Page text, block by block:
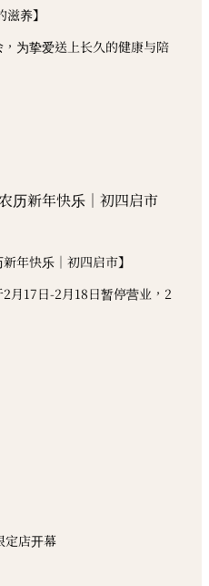
养】
为挚爱送上长久的健康与陪
年快乐｜初四启市】
月17日-2月18日暂停营业，2
店开幕